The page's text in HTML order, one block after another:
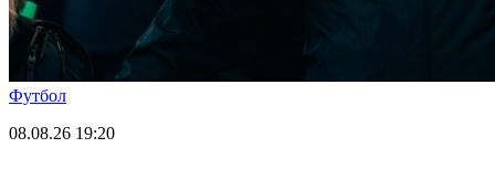
Футбол
08.08.26 19:20